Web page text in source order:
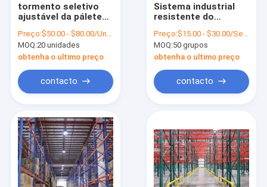
tormento seletivo
ajustável da pálete
resistente
Preço:$50.00 - $80.00/Units
MOQ:20 unidades
obtenha o ultimo preço
contacto
Sistema industrial
resistente do
RMI/AS4084 para o
armazenamento do
armazém
Preço:$15.00 - $30.00/Sets
MOQ:50 grupos
obtenha o ultimo preço
contacto